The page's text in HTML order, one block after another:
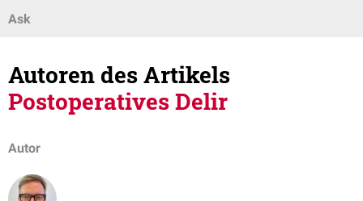
Ask
Autoren des Artikels
Postoperatives Delir
Autor